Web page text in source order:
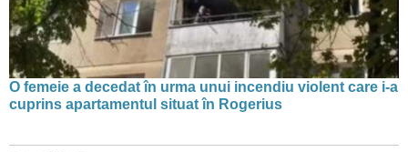
O femeie a decedat în urma unui incendiu violent care i-a
cuprins apartamentul situat în Rogerius